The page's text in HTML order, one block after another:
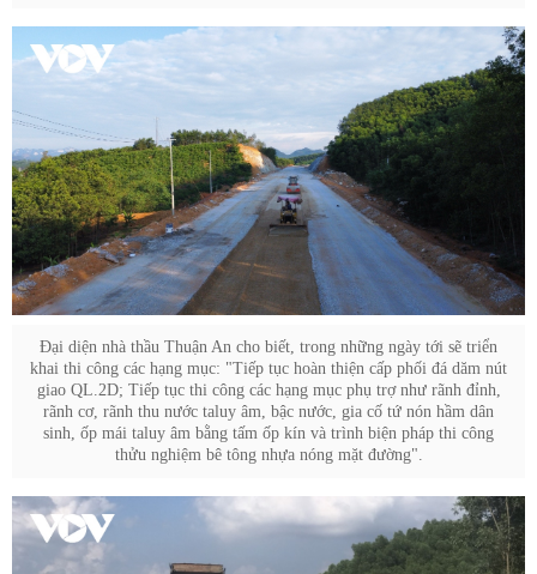
Đại diện nhà thầu Thuận An cho biết, trong những ngày tới sẽ triển
khai thi công các hạng mục: "Tiếp tục hoàn thiện cấp phối đá dăm nút
giao QL.2D; Tiếp tục thi công các hạng mục phụ trợ như rãnh đỉnh,
rãnh cơ, rãnh thu nước taluy âm, bậc nước, gia cố tứ nón hầm dân
sinh, ốp mái taluy âm bằng tấm ốp kín và trình biện pháp thi công
thửu nghiệm bê tông nhựa nóng mặt đường".